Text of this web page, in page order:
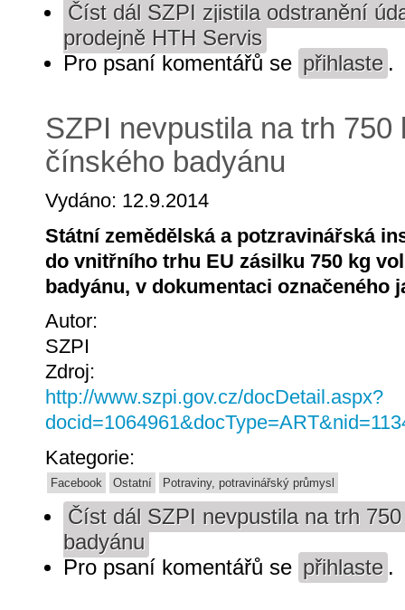
Číst dál SZPI zjistila odstranění
prodejně HTH Servis
Pro psaní komentářů se přihlaste .
SZPI nevpustila na trh 750
čínského badyánu
Vydáno: 12.9.2014
Státní zemědělská a potzravinářská
do vnitřního trhu EU zásilku 750 kg
badyánu, v dokumentaci označeného
Autor:
SZPI
Zdroj:
http://www.szpi.gov.cz/docDetail.aspx?
Kategorie:
Facebook Ostatní Potraviny, potravinářský průmysl
Číst dál SZPI nevpustila na trh
badyánu
Pro psaní komentářů se přihlaste .